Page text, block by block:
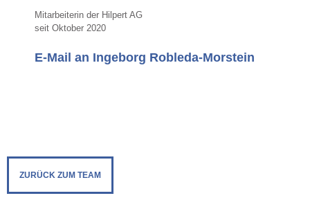
Mitarbeiterin der Hilpert AG
seit Oktober 2020
E-Mail an Ingeborg Robleda-Morstein
ZURÜCK ZUM TEAM